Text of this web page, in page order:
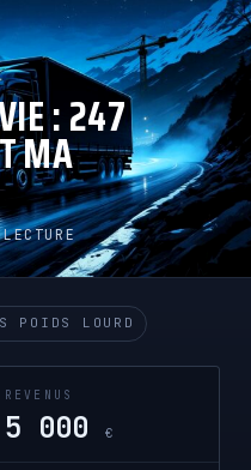
: 247
MA
POIDS LOURD
REVENUS
5 000€